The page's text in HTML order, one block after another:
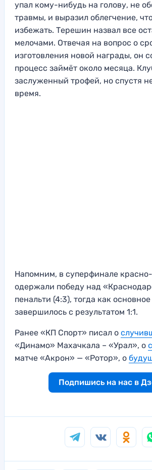
упал кому-нибудь на голову, не
травмы, и выразил облегчение,
избежать. Терешин назвал все
мелочами. Отвечая на вопрос о
изготовления новой награды, он
процесс займёт около месяца.
заслуженный трофей, но спустя
время.
Напомним, в суперфинале
одержали победу над
пенальти (4:3), тогда как
завершилось с результатом 1:1.
Ранее «КП Спорт» писал о
«Динамо» Махачкала – «Урал», о
матче «Акрон» — «Ротор», о
Подпишись на нас в